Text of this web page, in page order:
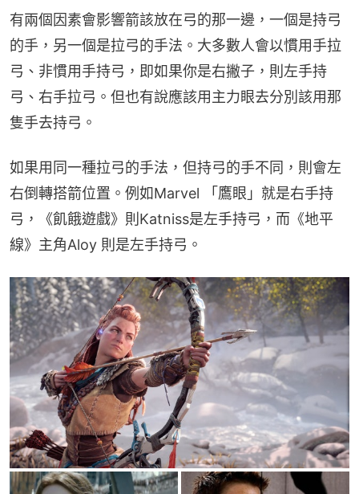
有兩個因素會影響箭該放在弓的那一邊，一個是持弓
的手，另一個是拉弓的手法。大多數人會以慣用手拉
弓、非慣用手持弓，即如果你是右撇子，則左手持
弓、右手拉弓。但也有說應該用主力眼去分別該用那
隻手去持弓。
如果用同一種拉弓的手法，但持弓的手不同，則會左
右倒轉搭箭位置。例如Marvel 「鷹眼」就是右手持
弓，《飢餓遊戲》則Katniss是左手持弓，而《地平
線》主角Aloy 則是左手持弓。